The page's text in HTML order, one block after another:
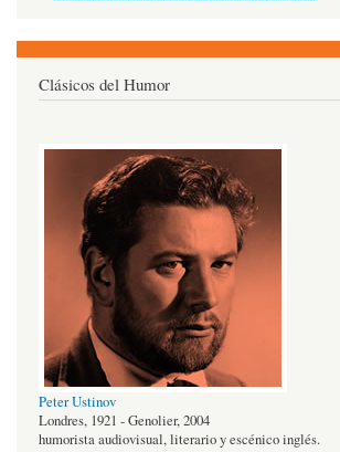
Clásicos del Humor
Peter Ustinov
Londres, 1921 - Genolier, 2004
humorista audiovisual, literario y escénico inglés.